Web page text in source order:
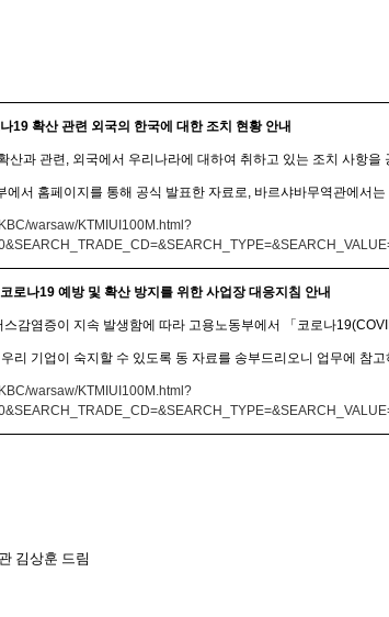
19확산 관련 외국의 한국에 대한 조치 현황 안내
산과 관련 , 외국에서 우리나라에 대하여 취하고 있는 조치 사항을
에서 홈페이지를 통해 공식 발표한 자료로, 바르샤바무역관에서
warsaw/KTMIUI100M.html?
코로나19예방 및 확산 방지를 위한 사업장 대응지침 안내
감염증이 지속 발생함에 따라 고용노동부에서 「코로나
리 기업이 숙지할 수 있도록 동 자료를 송부드리오니 업무에 참
warsaw/KTMIUI100M.html?
김상훈 드림